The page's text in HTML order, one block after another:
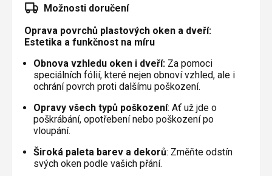
Možnosti doručení
Oprava povrchů plastových oken a dveří:
Estetika a funkčnost na míru
Obnova vzhledu oken i dveří: Za pomoci
speciálních fólií, které nejen obnoví vzhled, ale i
ochrání povrch proti dalšímu poškození.
Opravy všech typů poškození: Ať už jde o
poškrábání, opotřebení nebo poškození po
vloupání.
Široká paleta barev a dekorů: Změňte odstín
svých oken podle vašich přání.